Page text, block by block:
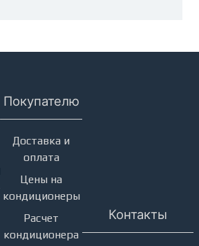
Покупателю
Доставка и
оплата
Цены на
кондиционеры
Расчет
кондиционера
Контакты